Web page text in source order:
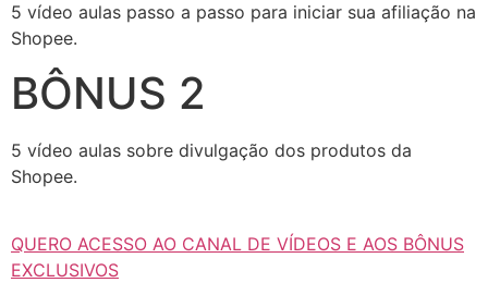
5 vídeo aulas passo a passo para iniciar sua afiliação na
Shopee.
BÔNUS 2
5 vídeo aulas sobre divulgação dos produtos da
Shopee.
QUERO ACESSO AO CANAL DE VÍDEOS E AOS BÔNUS
EXCLUSIVOS